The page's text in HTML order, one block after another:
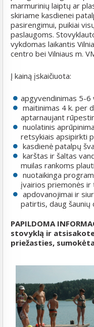
marmurinių laiptų ar
skiriame kasdienei
pasirengimui, puikiai
paslaugoms.
vykdomas laikantis
centro bei Vilniaus m.
Į kainą įskaičiuota:
apgyvendinimas 5-6
maitinimas 4 k. per
aptarnaujant
nuolatinis
retsykiais apsipirkti
kasdienė patalpų
karštas ir šaltas
muilas rankoms
nuotaikinga
įvairios priemonės ir
apdovanojimai ir
patirtis, daug šaunių
PAPILDOMA
stovyklą ir
priežasties,